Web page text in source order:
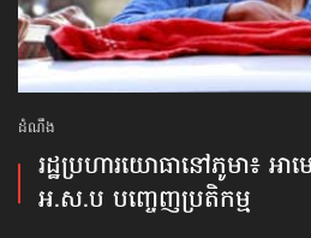
ដំណឹង
រដ្ឋប្រហារយោធា​នៅភូមា៖ អា
អ.ស.ប បញ្ចេញប្រតិកម្ម